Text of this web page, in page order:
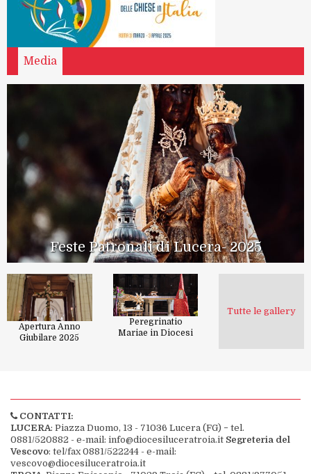
Media
Feste Patronali di Lucera- 2025
Apertura Anno
Giubilare 2025
Peregrinatio
Mariae in Diocesi
Tutte le gallery
CONTATTI:
LUCERA: Piazza Duomo, 13 - 71036 Lucera (FG) − tel.
0881/520882 - e-mail: info@diocesiluceratroia.it Segreteria del
Vescovo: tel/fax 0881/522244 - e-mail:
vescovo@diocesiluceratroia.it